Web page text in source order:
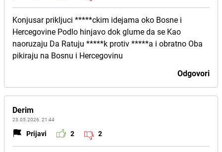
Konjusar prikljuci *****ckim idejama oko Bosne i
Hercegovine Podlo hinjavo dok glume da se Kao
naoruzaju Da Ratuju *****k protiv *****a i obratno Oba
pikiraju na Bosnu i Hercegovinu
Odgovori
Derim
23.05.2026. 21:44
Prijavi 2 2